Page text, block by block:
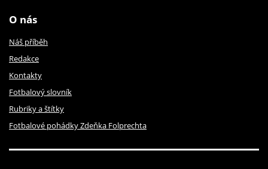
O nás
Náš příběh
Redakce
Kontakty
Fotbalový slovník
Rubriky a štítky
Fotbalové pohádky Zdeňka Folprechta